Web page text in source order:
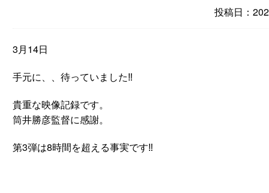
投稿日：
3月14日
手元に、、待っていました‼️
貴重な映像記録です。
筒井勝彦監督に感謝。
第3弾は8時間を超える事実です‼️